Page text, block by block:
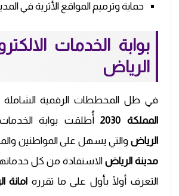
حماية وترميم المواقع الأثرية في
بوابة الخدمات
الرياض
في ظل المخططات الرقمية الشاملة
المملكة 2030
أُطلقت بوابة الخدمات
الرياض والتي يسهل على المواطنين
مدينة الرياض الاستفادة من كل
التعرف أولًا بأول على ما تقرره امانة